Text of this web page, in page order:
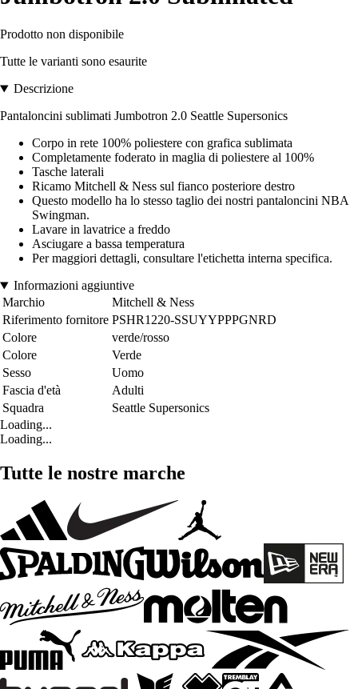
Prodotto non disponibile
Tutte le varianti sono esaurite
Descrizione
Pantaloncini sublimati Jumbotron 2.0 Seattle Supersonics
Corpo in rete 100% poliestere con grafica sublimata
Completamente foderato in maglia di poliestere al 100%
Tasche laterali
Ricamo Mitchell & Ness sul fianco posteriore destro
Questo modello ha lo stesso taglio dei nostri pantaloncini NBA
Swingman.
Lavare in lavatrice a freddo
Asciugare a bassa temperatura
Per maggiori dettagli, consultare l'etichetta interna specifica.
Informazioni aggiuntive
Marchio
Mitchell & Ness
Riferimento fornitore PSHR1220-SSUYYPPPGNRD
Colore
verde/rosso
Colore
Verde
Sesso
Uomo
Fascia d'età
Adulti
Squadra
Seattle Supersonics
Loading...
Loading...
Tutte le nostre marche